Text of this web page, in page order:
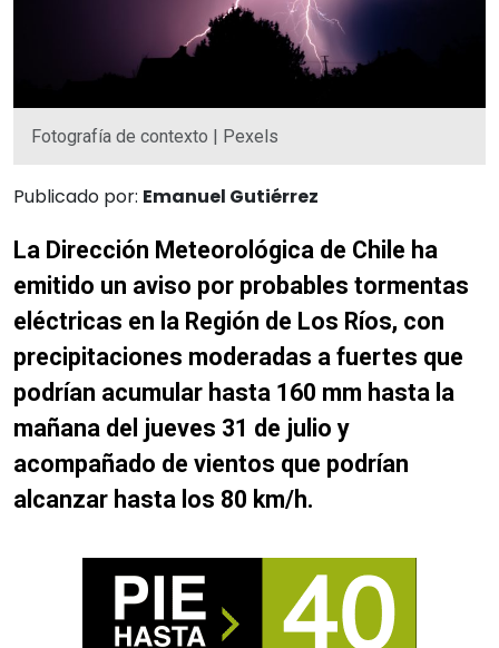
Fotografía de contexto | Pexels
Publicado por: Emanuel Gutiérrez
La Dirección Meteorológica de Chile ha
emitido un aviso por probables tormentas
eléctricas en la Región de Los Ríos, con
precipitaciones moderadas a fuertes que
podrían acumular hasta 160 mm hasta la
mañana del jueves 31 de julio y
acompañado de vientos que podrían
alcanzar hasta los 80 km/h.